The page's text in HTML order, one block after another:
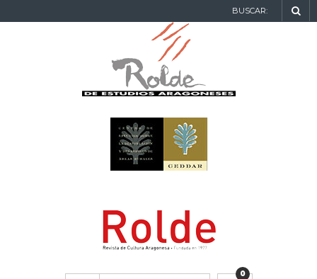
BUSCAR:
0